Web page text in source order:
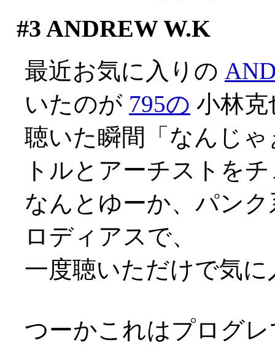
#3 ANDREW W.K
最近お気に入りの
いたのが 795の 小林克
聴いた瞬間「なんじ
トルとアーチストを
なんとゆーか、パン
ロディアスで、
一度聴いただけで気
つーかこれはプログ